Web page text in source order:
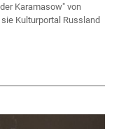
Karamasow" von
Kulturportal Russland